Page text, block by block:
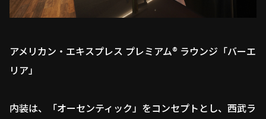
アメリカン・エキスプレス プレミアム®︎ ラウンジ「バーエ
リア」
内装は、「オーセンティック」をコンセプトとし、西武ラ